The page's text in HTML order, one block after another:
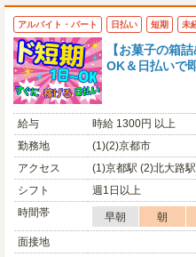
アルバイト・パート 日払い 短期 未
【お菓子の箱
OK＆日払いで
給与
時給 1300円 以上
勤務地
(1)(2)京都市
アクセス
(1)京都駅 (2)北大路駅
シフト
週1日以上
時間帯
早朝 朝
面接地